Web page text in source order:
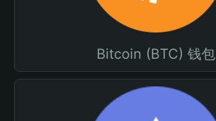
Bitcoin (BTC) 钱包